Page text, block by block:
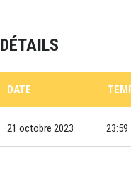
DÉTAILS
DATE
21 octobre 2023 23:59